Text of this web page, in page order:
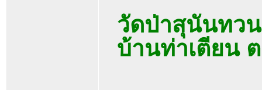
วัดป่าสุนันทว
บ้านท่าเตียน